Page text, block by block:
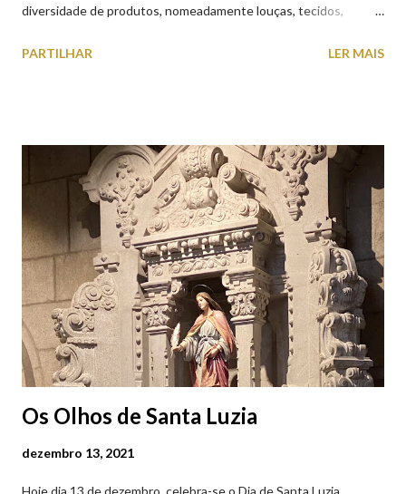
diversidade de produtos, nomeadamente louças, tecidos,
cobres entre muitos outros. Horário de funcionamento | Verão
(2019.10.25) Feira Semanal em Viana do Castelo (2019.10.25)
Feira Semanal em Viana do Castelo (2019.10.25) Feira Semanal
em Viana do Castelo (2019.10.25) Feira Semanal em Viana do
Castelo (2019.10.25) Feira Semanal em Viana do Castelo
(2019.10.25)
PARTILHAR LER MAIS
Os Olhos de Santa Luzia
dezembro 13, 2021
Hoje dia 13 de dezembro, celebra-se o Dia de Santa Luzia,